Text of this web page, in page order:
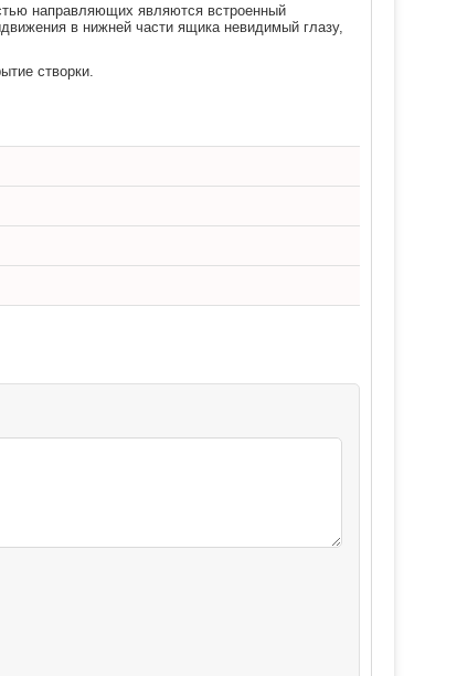
направляющих являются встроенный
в нижней части ящика невидимый глазу,
створки.